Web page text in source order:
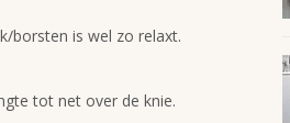
borsten is wel zo relaxt.
tot net over de knie.